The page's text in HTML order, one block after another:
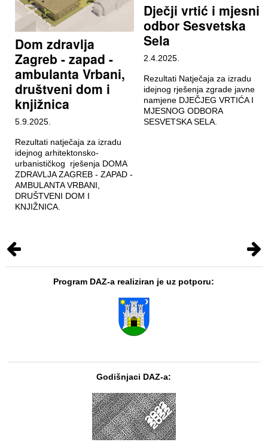
Dom zdravlja
Zagreb - zapad -
ambulanta Vrbani,
društveni dom i
knjižnica
5.9.2025.
Rezultati natječaja za izradu
idejnog arhitektonsko-
urbanističkog rješenja DOMA
ZDRAVLJA ZAGREB - ZAPAD -
AMBULANTA VRBANI,
DRUŠTVENI DOM I
KNJIŽNICA.
Dječji vrtić i mjesni
odbor Sesvetska
Sela
2.4.2025.
Rezultati Natječaja za izradu
idejnog rješenja zgrade javne
namjene DJEČJEG VRTIĆA I
MJESNOG ODBORA
SESVETSKA SELA.
Program DAZ-a realiziran je uz potporu:
Godišnjaci DAZ-a: